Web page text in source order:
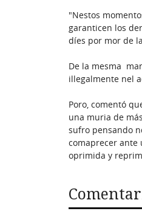
"Nestos
garanticen los
díes por mor de
De la mesma
illegalmente nel
Poro, comentó
una muria de
sufro pensando
comaprecer ante
oprimida y